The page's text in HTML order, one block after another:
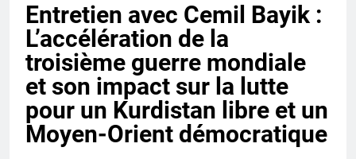
Entretien avec Cemil Bayik :
L’accélération de la
troisième guerre mondiale
et son impact sur la lutte
pour un Kurdistan libre et un
Moyen-Orient démocratique